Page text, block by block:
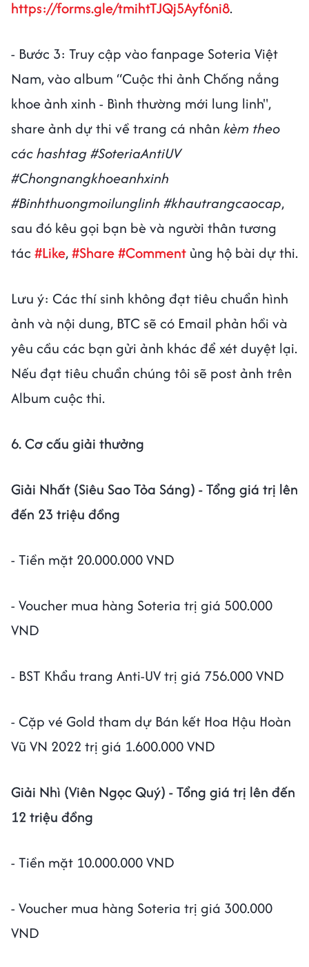
https://forms.gle/tmihtTJQj5Ayf6ni8.
- Bước 3: Truy cập vào fanpage Soteria Việt
Nam, vào album “Cuộc thi ảnh Chống nắng
khoe ảnh xinh - Bình thường mới lung linh",
share ảnh dự thi về trang cá nhân kèm theo
các hashtag #SoteriaAntiUV
#Chongnangkhoeanhxinh
#Binhthuongmoilunglinh #khautrangcaocap,
sau đó kêu gọi bạn bè và người thân tương
tác #Like,#Share#Comment ủng hộ bài dự thi.
Lưu ý: Các thí sinh không đạt tiêu chuẩn hình
ảnh và nội dung, BTC sẽ có Email phản hồi và
yêu cầu các bạn gửi ảnh khác để xét duyệt lại.
Nếu đạt tiêu chuẩn chúng tôi sẽ post ảnh trên
Album cuộc thi.
6. Cơ cấu giải thưởng
Giải Nhất (Siêu Sao Tỏa Sáng) - Tổng giá trị lên
đến 23 triệu đồng
- Tiền mặt 20.000.000 VND
- Voucher mua hàng Soteria trị giá 500.000
VND
- BST Khẩu trang Anti-UV trị giá 756.000 VND
- Cặp vé Gold tham dự Bán kết Hoa Hậu Hoàn
Vũ VN 2022 trị giá 1.600.000 VND
Giải Nhì (Viên Ngọc Quý) - Tổng giá trị lên đến
12 triệu đồng
- Tiền mặt 10.000.000 VND
- Voucher mua hàng Soteria trị giá 300.000
VND